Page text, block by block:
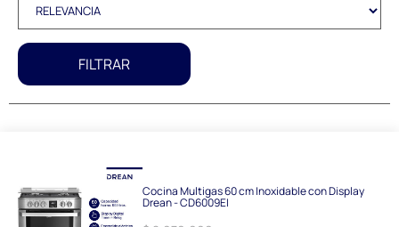
FILTRAR
Cocina Multigas 60 cm Inoxidable con Display
Drean - CD6009EI